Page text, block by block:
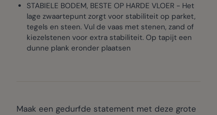
STABIELE BODEM, BESTE OP HARDE VLOER - Het
lage zwaartepunt zorgt voor stabiliteit op parket,
tegels en steen. Vul de vaas met stenen, zand of
kiezelstenen voor extra stabiliteit. Op tapijt een
dunne plank eronder plaatsen
Maak een gedurfde statement met deze grote